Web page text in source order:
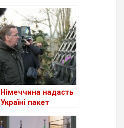
Німеччина надасть
Україні пакет
допомоги на 1,3